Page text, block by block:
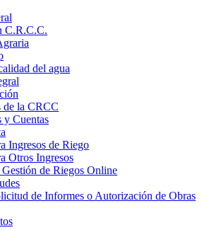
C.R.C.C.
del agua
de la CRCC
y Cuentas
Ingresos de Riego
Otros Ingresos
de Riegos Online
de Informes o Autorización de Obras